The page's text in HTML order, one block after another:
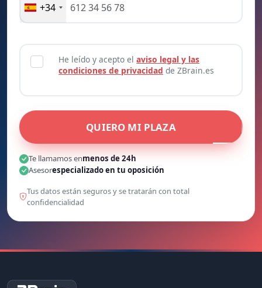
+34
He leído y acepto elaviso legal y las
condiciones de privacidad de ZBrain.es
QUIERO MI PLAZA
Te llamamos enmenos de 24h
Asesorespecializado en tu oposición
Tus datos están seguros y se tratarán con total
confidencialidad